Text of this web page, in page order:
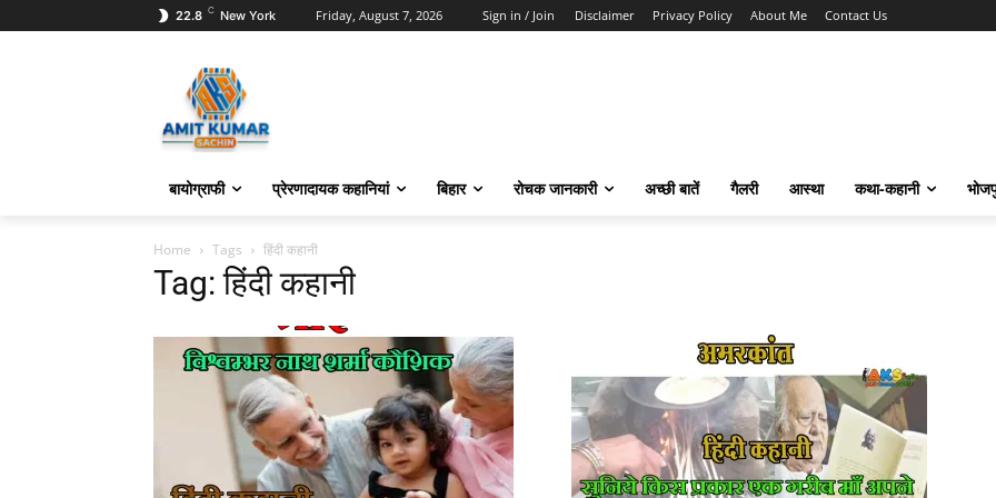
22.8 C New York Friday, August 7, 2026 Sign in / Join Disclaimer Privacy Policy About Me Contact Us
बायोग्राफी प्रेरणादायक कहानियां बिहार रोचक जानकारी अच्छी बातें गैलरी आस्था कथा-कहानी
Home Tags हिंदी कहानी
Tag: हिंदी कहानी